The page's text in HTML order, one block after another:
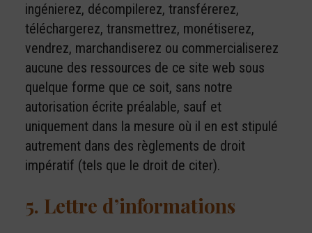
ingénierez, décompilerez, transférerez,
téléchargerez, transmettrez, monétiserez,
vendrez, marchandiserez ou commercialiserez
aucune des ressources de ce site web sous
quelque forme que ce soit, sans notre
autorisation écrite préalable, sauf et
uniquement dans la mesure où il en est stipulé
autrement dans des règlements de droit
impératif (tels que le droit de citer).
5. Lettre d’informations